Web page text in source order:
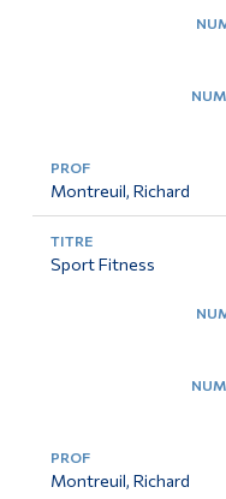
Montreuil, Richard
Sport Fitness
Montreuil, Richard